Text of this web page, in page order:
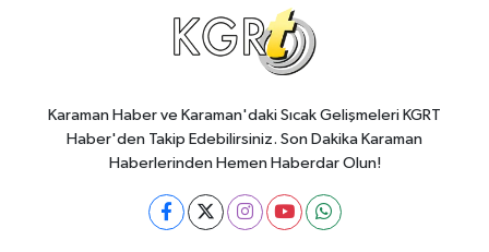
Karaman Haber ve Karaman'daki Sıcak Gelişmeleri KGRT
Haber'den Takip Edebilirsiniz. Son Dakika Karaman
Haberlerinden Hemen Haberdar Olun!